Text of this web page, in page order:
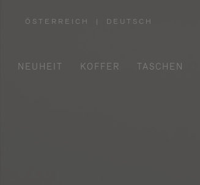
ÖSTERREICH
,
AUS
| DEUTSCH
NEUHEIT KOFFER TASCHEN